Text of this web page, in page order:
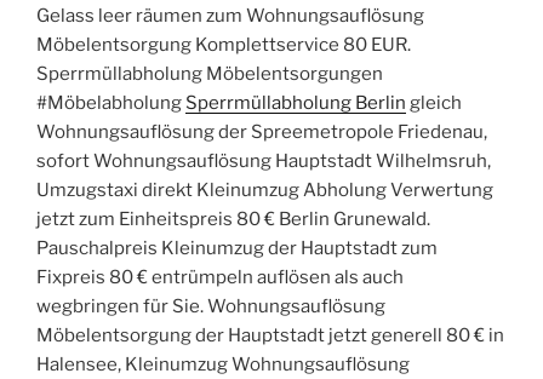
Gelass leer räumen zum Wohnungsauflösung
Möbelentsorgung Komplettservice 80 EUR.
Sperrmüllabholung Möbelentsorgungen
#Möbelabholung Sperrmüllabholung Berlin gleich
Wohnungsauflösung der Spreemetropole Friedenau,
sofort Wohnungsauflösung Hauptstadt Wilhelmsruh,
Umzugstaxi direkt Kleinumzug Abholung Verwertung
jetzt zum Einheitspreis 80 € Berlin Grunewald.
Pauschalpreis Kleinumzug der Hauptstadt zum
Fixpreis 80 € entrümpeln auflösen als auch
wegbringen für Sie. Wohnungsauflösung
Möbelentsorgung der Hauptstadt jetzt generell 80 € in
Halensee, Kleinumzug Wohnungsauflösung